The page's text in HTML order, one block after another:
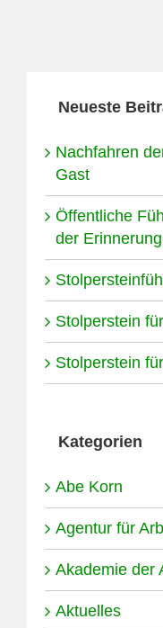
Neueste
Nachfahren
Gast
Öffentliche
der
Stolperstein
Stolperstein
Kategorien
Abe Korn
Agentur für
Akademie der
Aktuelles